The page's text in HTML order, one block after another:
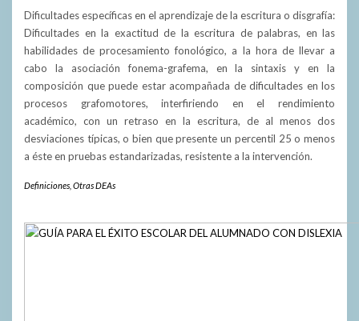
Dificultades específicas en el aprendizaje de la escritura o disgrafía:
Dificultades en la exactitud de la escritura de palabras, en las
habilidades de procesamiento fonológico, a la hora de llevar a
cabo la asociación fonema-grafema, en la sintaxis y en la
composición que puede estar acompañada de dificultades en los
procesos grafomotores, interfiriendo en el rendimiento
académico, con un retraso en la escritura, de al menos dos
desviaciones típicas, o bien que presente un percentil 25 o menos
a éste en pruebas estandarizadas, resistente a la intervención.
Definiciones Otras DEAs